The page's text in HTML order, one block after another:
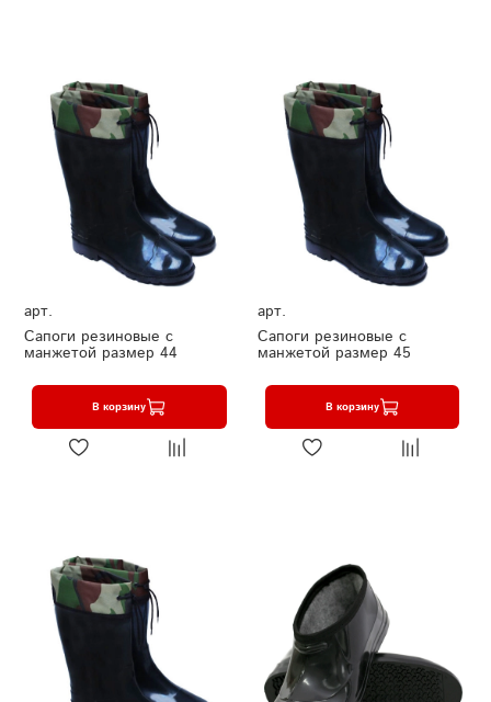
арт.
Сапоги резиновые с
манжетой размер 44
В корзину
арт.
Сапоги резиновые с
манжетой размер 45
В корзину